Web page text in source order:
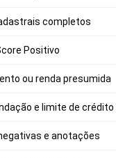
completos
Positivo
ou renda presumida
e limite de crédito
e anotações